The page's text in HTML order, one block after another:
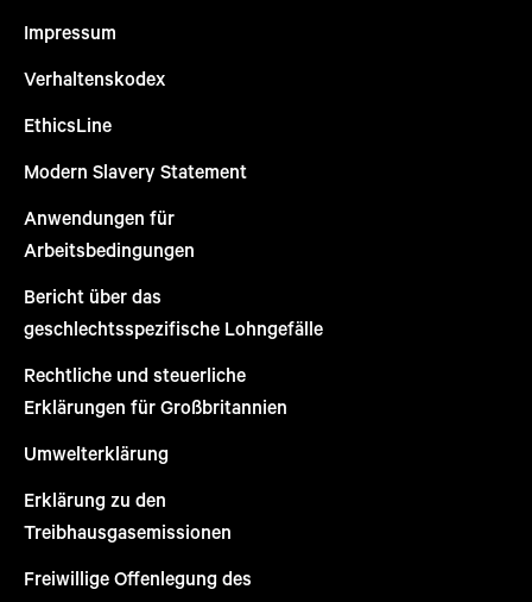
Impressum
Verhaltenskodex
EthicsLine
Modern Slavery Statement
Anwendungen für
Arbeitsbedingungen
Bericht über das
geschlechtsspezifische Lohngefälle
Rechtliche und steuerliche
Erklärungen für Großbritannien
Umwelterklärung
Erklärung zu den
Treibhausgasemissionen
Freiwillige Offenlegung des